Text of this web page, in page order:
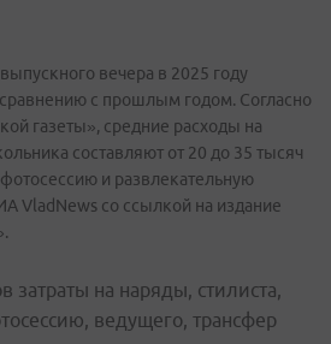
вечера в 2025 году
с прошлым годом. Согласно
газеты», средние расходы на
составляют от 20 до 35 тысяч
и развлекательную
VladNews со ссылкой на издание
затраты на наряды, стилиста,
ведущего, трансфер